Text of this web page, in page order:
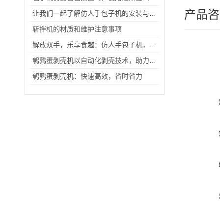
斩拌机的材质和维护注意事项
鹌鹑蛋剥壳机：快速高效，省时省力
产品